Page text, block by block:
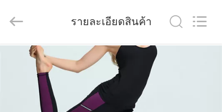
ผลิตภัณฑ์
Color
All
รายละเอียดสินค้า